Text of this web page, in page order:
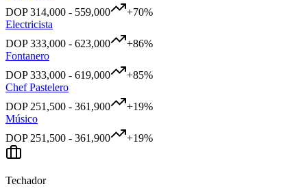
DOP 314,000 - 559,000 +70%
Electricista
DOP 333,000 - 623,000 +86%
Fontanero
DOP 333,000 - 619,000 +85%
Chef Pastelero
DOP 251,500 - 361,900 +19%
Músico
DOP 251,500 - 361,900 +19%
Techador